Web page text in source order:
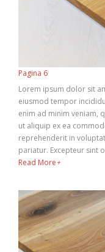
Pagina 6
Lorem ipsum dolor sit
eiusmod tempor
enim ad minim veniam,
ut aliquip ex ea
reprehenderit in
pariatur. Excepteur sint
Read More+